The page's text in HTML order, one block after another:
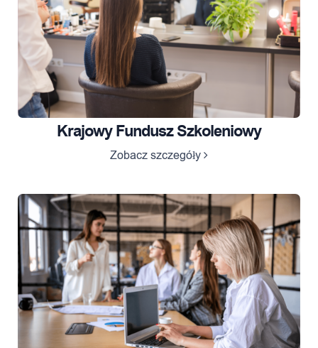
Krajowy Fundusz Szkoleniowy
Zobacz szczegóły